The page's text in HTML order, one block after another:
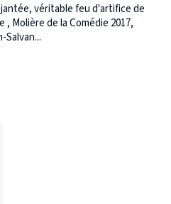
véritable feu d'artifice de
Molière de la Comédie 2017,
Salvan...